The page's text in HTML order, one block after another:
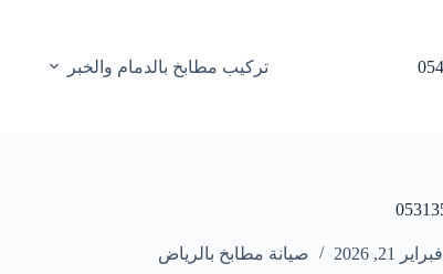
تركيب مطابخ بالدمام والخبر
فبراير 21, 2026 صيانة مطابخ بالرياض